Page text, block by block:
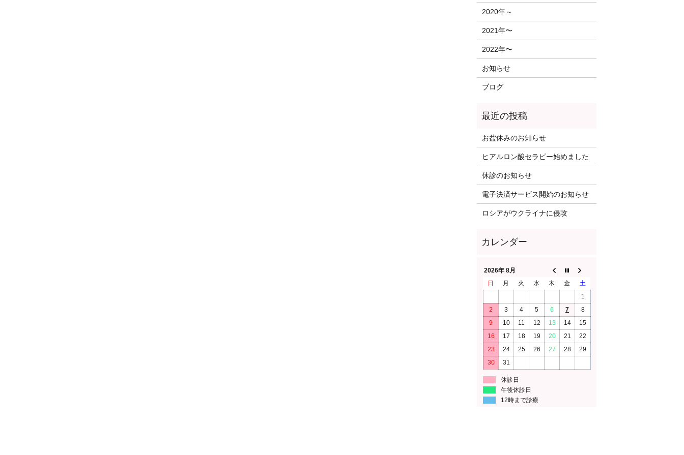
2020年～
2021年〜
2022年〜
お知らせ
ブログ
お盆休みのお知らせ
ヒアルロン酸セラピー始めました
休診のお知らせ
電子決済サービス開始のお知らせ
ロシアがウクライナに侵攻
2026年 8月
日
月 火 水 木 金
土
1
2
3 4 5 6 7
8
9
10 11 12 13 14
15
16
17 18 19 20 21
22
23
24 25 26 27 28
29
30
31
休診日
午後休診日
12時まで診療